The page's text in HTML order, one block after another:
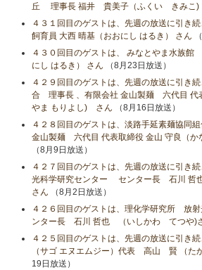
丘 理事長 福井 貴美子（ふくい きみこ
４３１回目のゲストは、先週の放送に引き
飼育員 大西 晴基（おおにし はるき） さん
４３０回目のゲストは、 みなとやま水族
にし はるき） さん （8月23日放送）
４２９回目のゲストは、先週の放送に引き
合 理事長 、有限会社 金山製麺 六代目 代
やま もりよし) さん （8月16日放送）
４２８回目のゲストは、淡路手延素麺協同
金山製麺 六代目 代表取締役 金山 守良（
（8月9日放送）
４２７回目のゲストは、先週の放送に引き
光科学研究センター センター長 石川
さん （8月2日放送）
４２６回目のゲストは、理化学研究所 放
ンター長 石川 哲也 （いしかわ てつや)
４２５回目のゲストは、先週の放送に引き
（サゴ エヌエムジー）代表 高山 賢 （た
19日放送）